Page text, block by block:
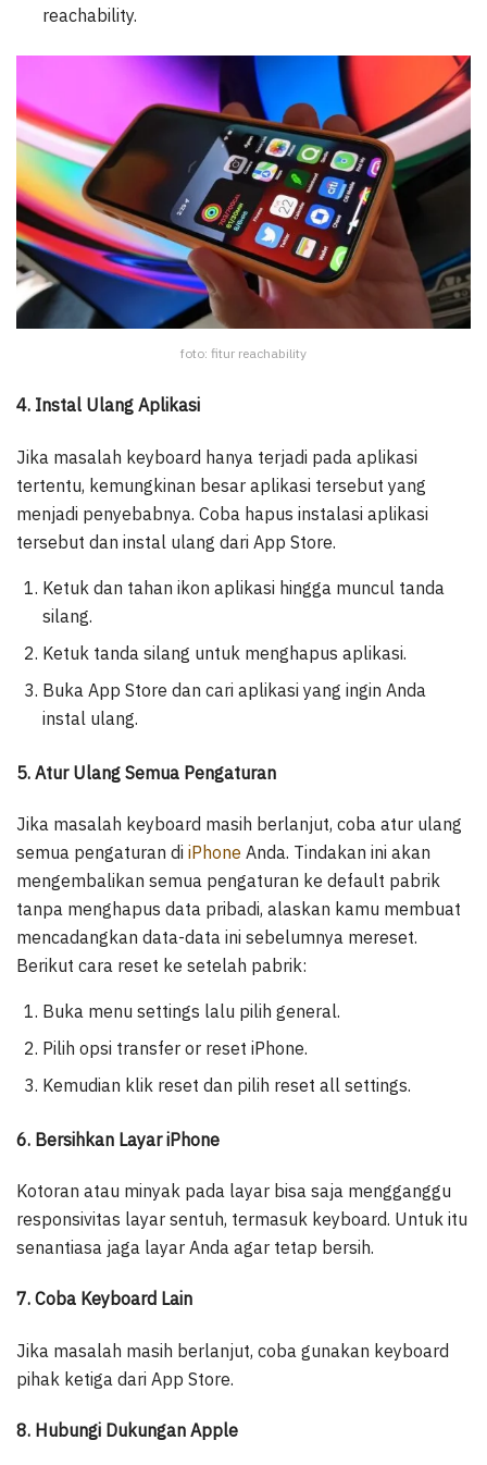
reachability.
foto: fitur reachability
4. Instal Ulang Aplikasi
Jika masalah keyboard hanya terjadi pada aplikasi
tertentu, kemungkinan besar aplikasi tersebut yang
menjadi penyebabnya. Coba hapus instalasi aplikasi
tersebut dan instal ulang dari App Store.
Ketuk dan tahan ikon aplikasi hingga muncul tanda
silang.
Ketuk tanda silang untuk menghapus aplikasi.
Buka App Store dan cari aplikasi yang ingin Anda
instal ulang.
5. Atur Ulang Semua Pengaturan
Jika masalah keyboard masih berlanjut, coba atur ulang
semua pengaturan di iPhone Anda. Tindakan ini akan
mengembalikan semua pengaturan ke default pabrik
tanpa menghapus data pribadi, alaskan kamu membuat
mencadangkan data-data ini sebelumnya mereset.
Berikut cara reset ke setelah pabrik:
Buka menu settings lalu pilih general.
Pilih opsi transfer or reset iPhone.
Kemudian klik reset dan pilih reset all settings.
6. Bersihkan Layar iPhone
Kotoran atau minyak pada layar bisa saja mengganggu
responsivitas layar sentuh, termasuk keyboard. Untuk itu
senantiasa jaga layar Anda agar tetap bersih.
7. Coba Keyboard Lain
Jika masalah masih berlanjut, coba gunakan keyboard
pihak ketiga dari App Store.
8. Hubungi Dukungan Apple